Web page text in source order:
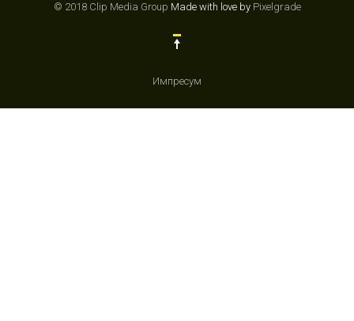
© 2018 Clip Media Group Made with love by Pixelgrade
Импресум